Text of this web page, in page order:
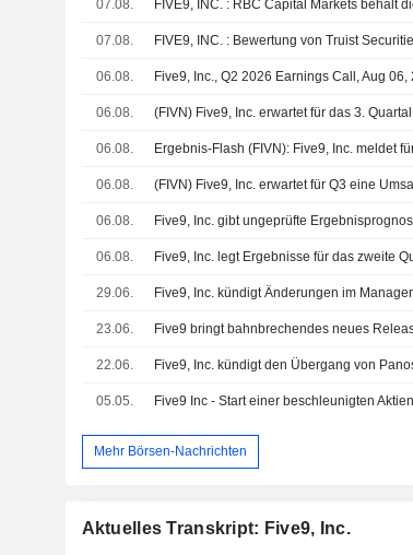
07.08. FIVE9, INC. : RBC Capital Markets behält
07.08. FIVE9, INC. : Bewertung von Truist
06.08. Five9, Inc., Q2 2026 Earnings Call, Aug 06,
06.08.
06.08.
06.08.
06.08.
06.08.
29.06.
23.06.
22.06.
05.05.
Mehr Börsen-Nachrichten
Aktuelles Transkript: Five9, Inc.